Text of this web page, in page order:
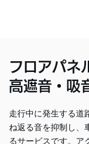
フロアパネ
高遮音・吸
走行中に発生する道
ね返る音を抑制し、
るサービスです。ア